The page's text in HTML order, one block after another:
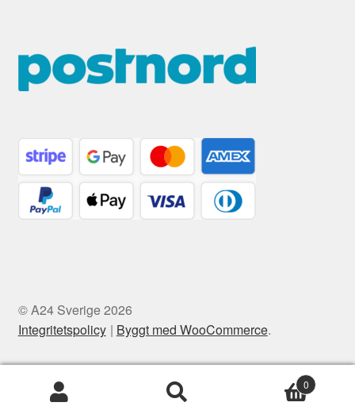
© A24 Sverige 2026
Integritetspolicy
Byggt med WooCommerce.
0